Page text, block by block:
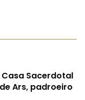
Sacerdotal
Ars, padroeiro